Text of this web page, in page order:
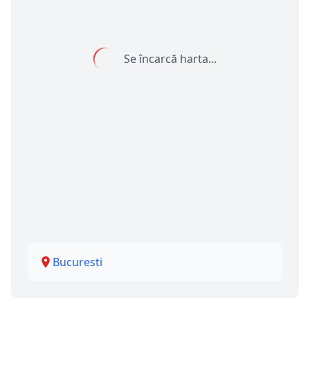
Se încarcă harta...
Bucuresti